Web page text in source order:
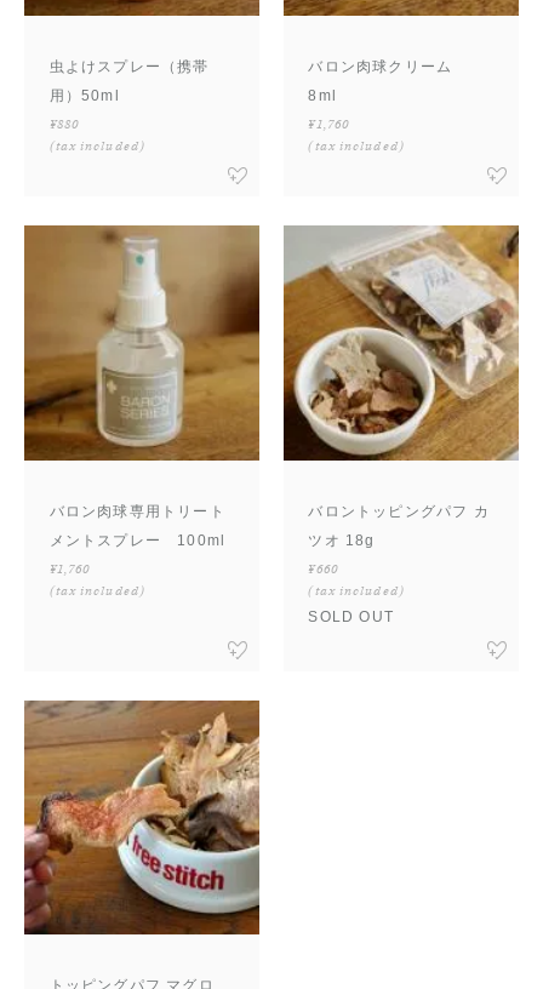
虫よけスプレー（携帯
用）50ml
¥880
(tax included)
バロン肉球クリーム
8ml
¥1,760
(tax included)
バロン肉球専用トリート
メントスプレー 100ml
¥1,760
(tax included)
バロントッピングパフ カ
ツオ 18g
¥660
(tax included)
SOLD OUT
トッピングパフ マグロ